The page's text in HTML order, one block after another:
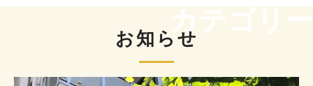
お知らせカテゴリー